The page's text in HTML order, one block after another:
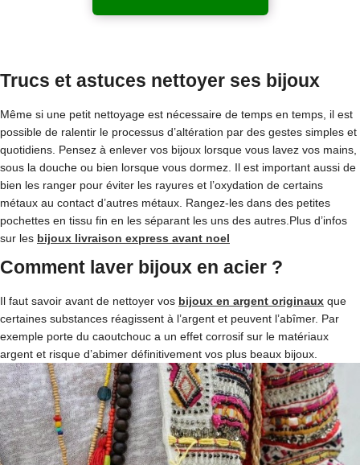
Trucs et astuces nettoyer ses bijoux
Même si une petit nettoyage est nécessaire de temps en temps, il est
possible de ralentir le processus d’altération par des gestes simples et
quotidiens. Pensez à enlever vos bijoux lorsque vous lavez vos mains,
sous la douche ou bien lorsque vous dormez. Il est important aussi de
bien les ranger pour éviter les rayures et l’oxydation de certains
métaux au contact d’autres métaux. Rangez-les dans des petites
pochettes en tissu fin en les séparant les uns des autres.Plus d’infos
sur les bijoux livraison express avant noel
Comment laver bijoux en acier ?
Il faut savoir avant de nettoyer vos bijoux en argent originaux que
certaines substances réagissent à l’argent et peuvent l’abîmer. Par
exemple porte du caoutchouc a un effet corrosif sur le matériaux
argent et risque d’abimer définitivement vos plus beaux bijoux.